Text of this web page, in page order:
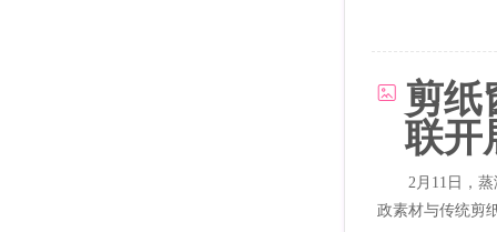
剪
联开
2月11日，
政素材与传统剪